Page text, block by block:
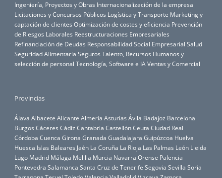
Ingeniería, Proyectos y Obras Internacionalización de la empresa
Licitaciones y Concursos Públicos Logística y Transporte Marketing y
captación de clientes Optimización de costes y eficiencia Prevención
de Riesgos Laborales Reestructuraciones Empresariales
Refinanciación de Deudas Responsabilidad Social Empresarial Salud
Seguridad Alimentaria Seguros Talento, Recursos Humanos y
selección de personal Tecnología, Software e IA Ventas y Comercial
Provincias
Álava Albacete Alicante Almería Asturias Ávila Badajoz Barcelona
Burgos Cáceres Cádiz Cantabria CastellónCeuta Ciudad Real
Córdoba Cuenca Girona Granada Guadalajara Guipúzcoa Huelva
Huesca Islas Baleares Jaén La Coruña La Rioja Las Palmas León Lleida
Lugo Madrid Málaga Melilla Murcia Navarra Orense Palencia
Pontevedra Salamanca Santa Cruz de Tenerife Segovia Sevilla Soria